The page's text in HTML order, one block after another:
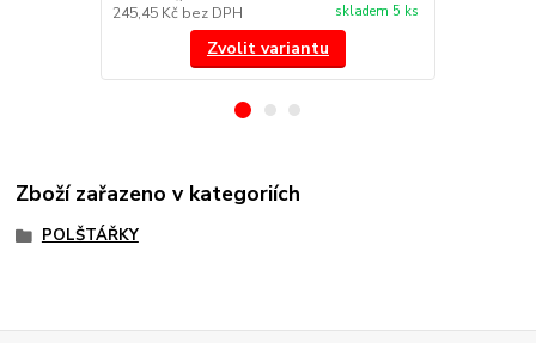
245,45 Kč bez DPH skladem 5 ks
Zvolit variantu
Zboží zařazeno v kategoriích
POLŠTÁŘKY